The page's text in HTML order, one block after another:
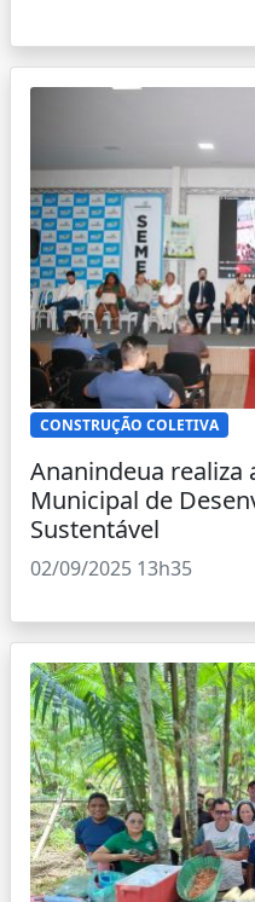
CONSTRUÇÃO COLETIVA
Ananindeua realiza
Municipal de
Sustentável
02/09/2025 13h35